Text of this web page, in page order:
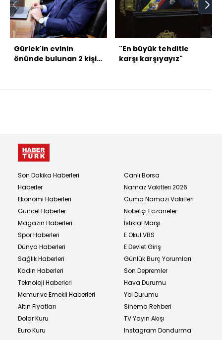
Gürlek'in evinin
önünde bulunan 2 kişi
"En büyük tehditle
karşı karşıyayız"
Son Dakika Haberleri
Haberler
Ekonomi Haberleri
Güncel Haberler
Magazin Haberleri
Spor Haberleri
Dünya Haberleri
Sağlık Haberleri
Kadın Haberleri
Teknoloji Haberleri
Memur ve Emekli Haberleri
Altın Fiyatları
Dolar Kuru
Euro Kuru
Canlı Borsa
Namaz Vakitleri 2026
Cuma Namazı Vakitleri
Nöbetçi Eczaneler
İstiklal Marşı
E Okul VBS
E Devlet Giriş
Günlük Burç Yorumları
Son Depremler
Hava Durumu
Yol Durumu
Sinema Rehberi
TV Yayın Akışı
Instagram Dondurma